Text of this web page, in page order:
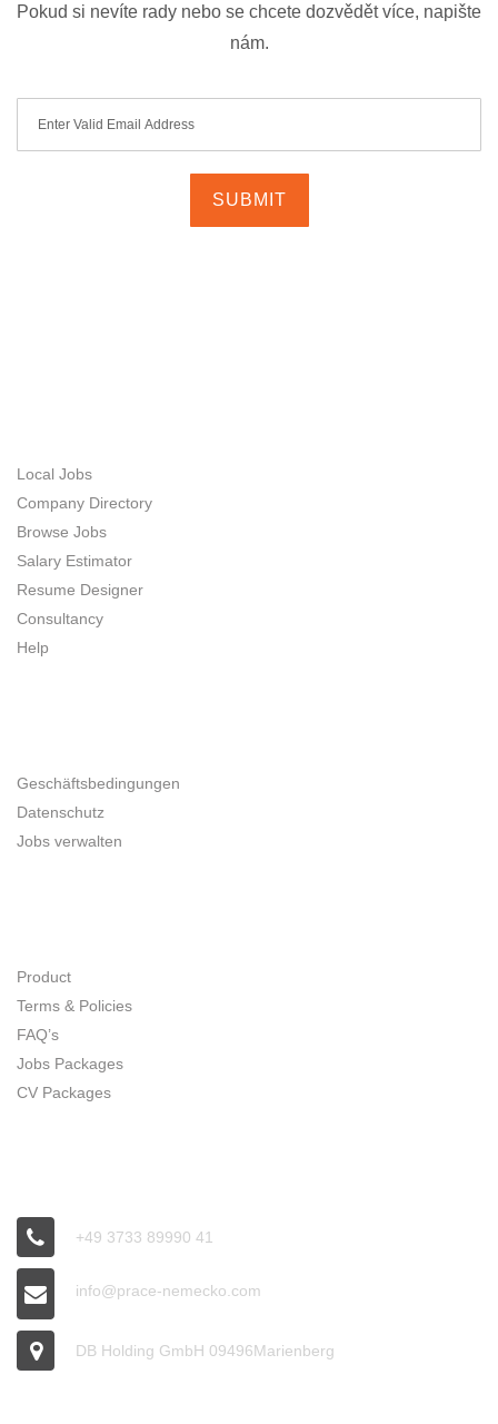
Pokud si nevíte rady nebo se chcete dozvědět více, napište
nám.
Local Jobs
Company Directory
Browse Jobs
Salary Estimator
Resume Designer
Consultancy
Help
Geschäftsbedingungen
Datenschutz
Jobs verwalten
Product
Terms & Policies
FAQ’s
Jobs Packages
CV Packages
+49 3733 89990 41
info@prace-nemecko.com
DB Holding GmbH 09496Marienberg